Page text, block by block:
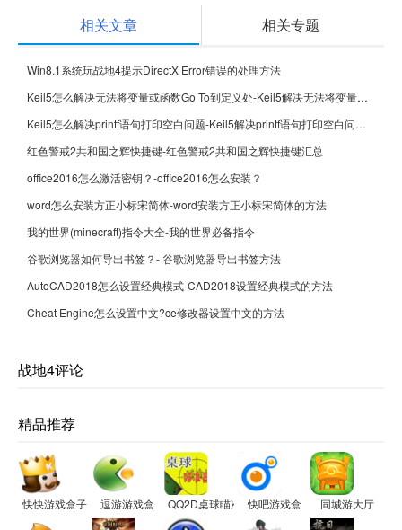
相关文章 相关专题
Win8.1系统玩战地4提示DirectX Error错误的处理方法
Keil5怎么解决无法将变量或函数Go To到定义处-Keil5解决无法将变量或函数Go To到定义处的方法
Keil5怎么解决printf语句打印空白问题-Keil5解决printf语句打印空白问题的方法
红色警戒2共和国之辉快捷键-红色警戒2共和国之辉快捷键汇总
office2016怎么激活密钥？-office2016怎么安装？
word怎么安装方正小标宋简体-word安装方正小标宋简体的方法
我的世界(minecraft)指令大全-我的世界必备指令
谷歌浏览器如何导出书签？- 谷歌浏览器导出书签方法
AutoCAD2018怎么设置经典模式-CAD2018设置经典模式的方法
Cheat Engine怎么设置中文?ce修改器设置中文的方法
战地4评论
精品推荐
快快游戏盒子 逗游游戏盒 QQ2D桌球瞄准器快吧游戏盒 同城游大厅